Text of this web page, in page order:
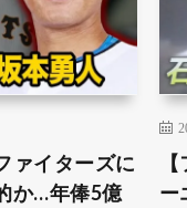
ァイターズに
か…年俸5億
ー